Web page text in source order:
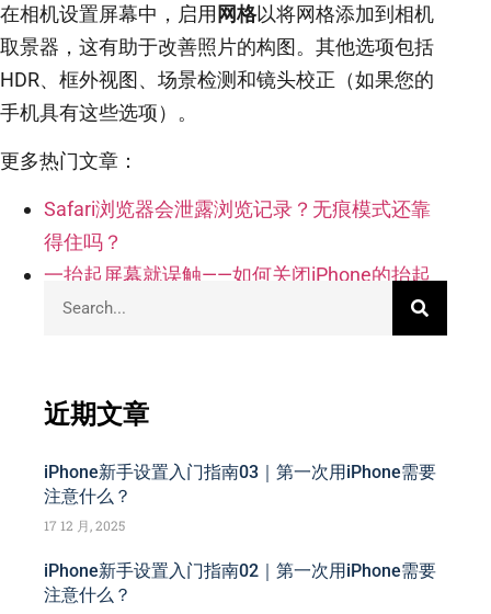
在相机设置屏幕中，启用网格以将网格添加到相机
取景器，这有助于改善照片的构图。其他选项包括
HDR、框外视图、场景检测和镜头校正（如果您的
手机具有这些选项）。
更多热门文章：
Safari浏览器会泄露浏览记录？无痕模式还靠
得住吗？
一抬起屏幕就误触——如何关闭iPhone的抬起
唤醒？
近期文章
iPhone新手设置入门指南03｜第一次用iPhone需要
注意什么？
17 12 月, 2025
iPhone新手设置入门指南02｜第一次用iPhone需要
注意什么？